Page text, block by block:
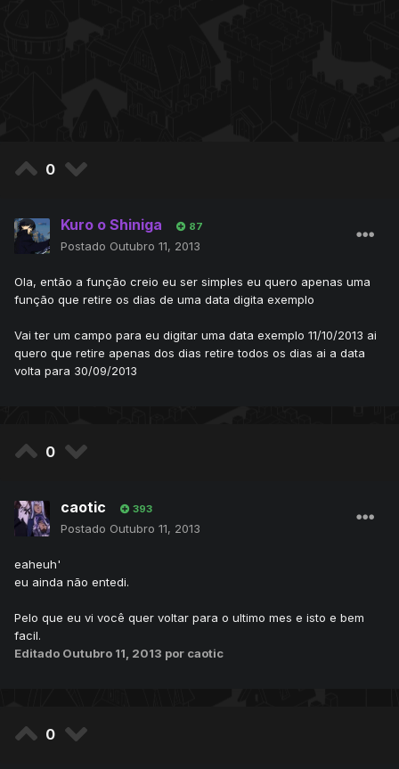
0
Kuro o Shiniga 87
Postado Outubro 11, 2013
Ola, então a função creio eu ser simples eu quero apenas uma
função que retire os dias de uma data digita exemplo
Vai ter um campo para eu digitar uma data exemplo 11/10/2013 ai
quero que retire apenas dos dias retire todos os dias ai a data
volta para 30/09/2013
0
caotic 393
Postado Outubro 11, 2013
eaheuh'
eu ainda não entedi.
Pelo que eu vi você quer voltar para o ultimo mes e isto e bem
facil.
Editado Outubro 11, 2013 por caotic
0